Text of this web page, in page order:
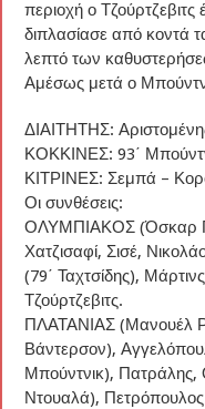
περιοχή ο
διπλασίασε από κοντά
λεπτό των
Αμέσως μετά ο
ΔΙΑΙΤΗΤΗΣ:
ΚΟΚΚΙΝΕΣ: 93΄
ΚΙΤΡΙΝΕΣ: Σεμπά –
Οι συνθέσεις:
ΟΛΥΜΠΙΑΚΟΣ (Όσκαρ
Χατζισαφί, Σισέ,
(79΄ Ταχτσίδης),
Τζούρτζεβιτς.
ΠΛΑΤΑΝΙΑΣ (Μανουέλ
Βάντερσον),
Μπούντνικ), Πατράλης,
Ντουαλά), Πετρόπουλος